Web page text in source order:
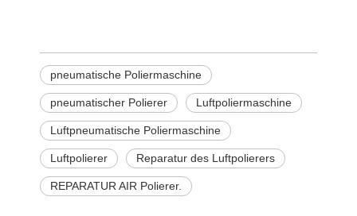
pneumatische Poliermaschine
pneumatischer Polierer Luftpoliermaschine
Luftpneumatische Poliermaschine
Luftpolierer Reparatur des Luftpolierers
REPARATUR AIR Polierer.